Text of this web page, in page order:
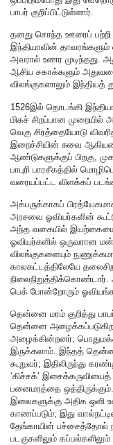
பாபர் குறிப்பிட்டுள்ளார்.
தனது சொந்த ஊரைப் பற்றி
இந்தியாவின் தாவரங்களும்
அவரால் உணர முடிந்தது.
ஆசிய சகாக்களும்
விலங்குகளாலும் இந்தியத்
1526இல் தொடங்கி
மிகச் சிறப்பான முறையில்
வெகு சிரத்தையோடு
இறைச்சியின் சுவை
ஆண்டுகளுக்குப் பிறகு,
பாபுரி பாரசீகத்தில்
வரையப்பட்ட விளக்கப்
அக்பருக்காகப்
அரசவை ஓவியர்களின்
அந்த வகையில் இயற்கையை
ஓவியர்களில் ஒருவரான
விலங்குகளையும்
காலகட்டத்திலேயே
நிலைநிறுத்திக்கொண்டார்.
பெக் போன்றோரும்
தென்னை மரம் குறித்து
தென்னை
அழைக்கின்றனர்;
இருக்கலாம். இந்தத்
கூறுவர்; இதிலிருந்து
‘கிச்சக்’
பனைமரத்தை
இலைகளுக்கு அதிக ஒளி
காணப்படும்; இது
தேங்காயின் பச்சைத்தோல்
படகுகளிலும்